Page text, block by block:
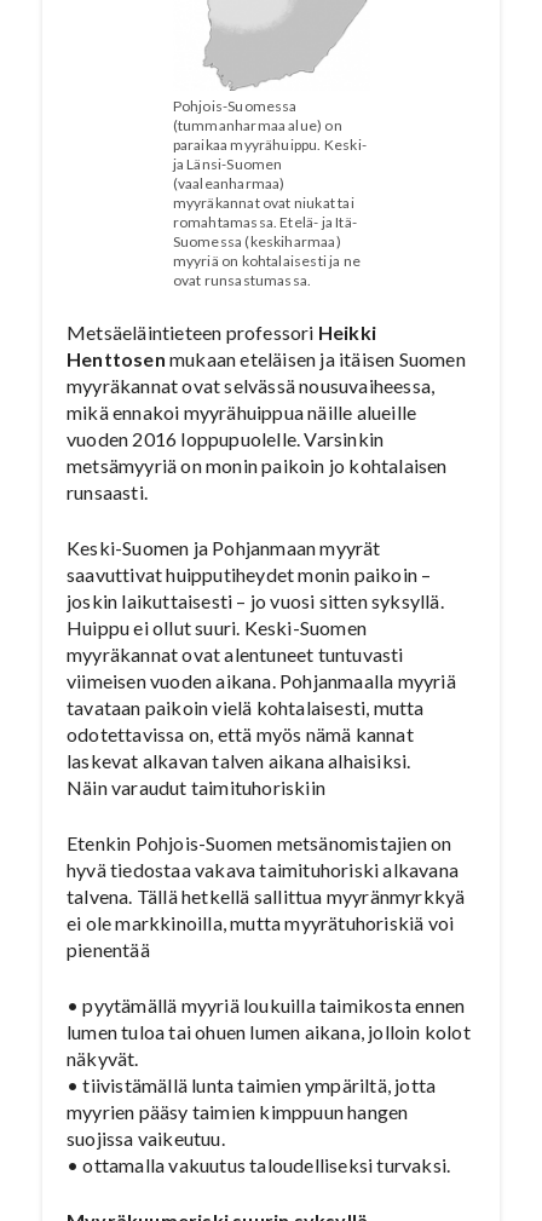
Pohjois-Suomessa
(tummanharmaa alue) on
paraikaa myyrähuippu. Keski-
ja Länsi-Suomen
(vaaleanharmaa)
myyräkannat ovat niukat tai
romahtamassa. Etelä- ja Itä-
Suomessa (keskiharmaa)
myyriä on kohtalaisesti ja ne
ovat runsastumassa.
Metsäeläintieteen professori Heikki
Henttosen mukaan eteläisen ja itäisen Suomen
myyräkannat ovat selvässä nousuvaiheessa,
mikä ennakoi myyrähuippua näille alueille
vuoden 2016 loppupuolelle. Varsinkin
metsämyyriä on monin paikoin jo kohtalaisen
runsaasti.
Keski-Suomen ja Pohjanmaan myyrät
saavuttivat huipputiheydet monin paikoin –
joskin laikuttaisesti – jo vuosi sitten syksyllä.
Huippu ei ollut suuri. Keski-Suomen
myyräkannat ovat alentuneet tuntuvasti
viimeisen vuoden aikana. Pohjanmaalla myyriä
tavataan paikoin vielä kohtalaisesti, mutta
odotettavissa on, että myös nämä kannat
laskevat alkavan talven aikana alhaisiksi.
Näin varaudut taimituhoriskiin
Etenkin Pohjois-Suomen metsänomistajien on
hyvä tiedostaa vakava taimituhoriski alkavana
talvena. Tällä hetkellä sallittua myyränmyrkkyä
ei ole markkinoilla, mutta myyrätuhoriskiä voi
pienentää
• pyytämällä myyriä loukuilla taimikosta ennen
lumen tuloa tai ohuen lumen aikana, jolloin kolot
näkyvät.
• tiivistämällä lunta taimien ympäriltä, jotta
myyrien pääsy taimien kimppuun hangen
suojissa vaikeutuu.
• ottamalla vakuutus taloudelliseksi turvaksi.